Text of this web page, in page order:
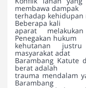
membawa dampak
terhadap kehidupan
Beberapa kali
aparat
Penegakan hukum
kehutanan
masyarakat adat
Barambang Katute
berat adalah
trauma mendalam
Barambang